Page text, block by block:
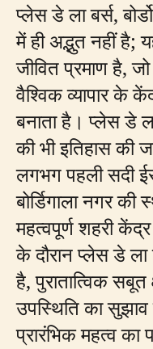
प्लेस डे ला बर्स,
में ही अद्भुत नहीं है;
जीवित प्रमाण है,
वैश्विक व्यापार के
बनाता है। प्लेस डे
की भी इतिहास की
लगभग पहली सदी
बोर्डिगाला नगर
महत्वपूर्ण शहरी
के दौरान प्लेस डे
है, पुरातात्विक
उपस्थिति का
प्रारंभिक महत्व का